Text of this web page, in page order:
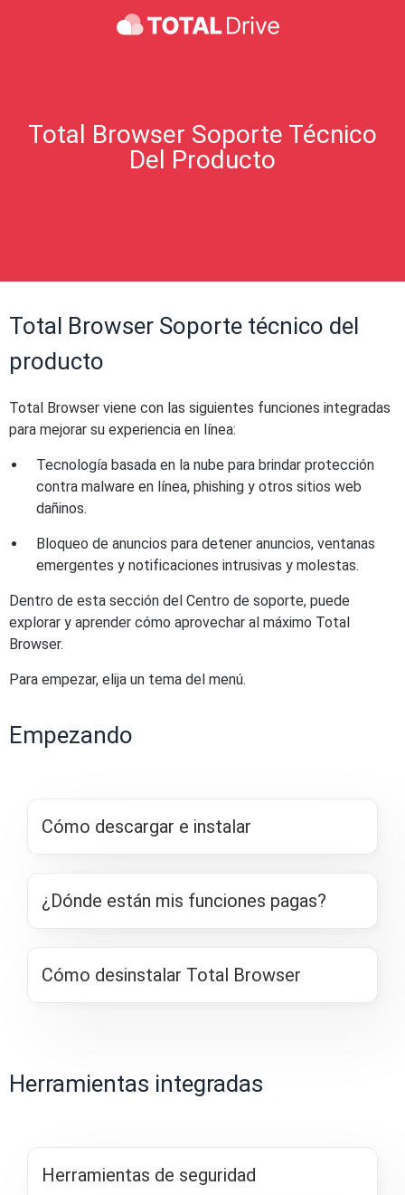
Total Browser Soporte Técnico
Del Producto
Total Browser Soporte técnico del
producto
Total Browser viene con las siguientes funciones integradas
para mejorar su experiencia en línea:
Tecnología basada en la nube para brindar protección
contra malware en línea, phishing y otros sitios web
dañinos.
Bloqueo de anuncios para detener anuncios, ventanas
emergentes y notificaciones intrusivas y molestas.
Dentro de esta sección del Centro de soporte, puede
explorar y aprender cómo aprovechar al máximo Total
Browser.
Para empezar, elija un tema del menú.
Empezando
Cómo descargar e instalar
¿Dónde están mis funciones pagas?
Cómo desinstalar Total Browser
Herramientas integradas
Herramientas de seguridad